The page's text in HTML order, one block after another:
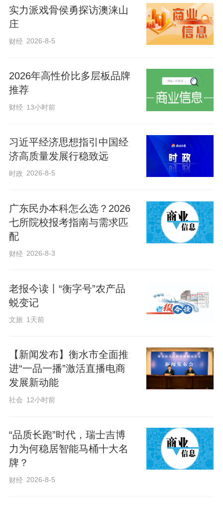
提升空间。此次出台的工作方案，正是对
此作出的系统性回应。
据介绍，养老服务能力提升工程已纳入衡
水市年度重点民生事项。市民政局成立由
主要负责同志任组长的工作专班，将22家
持证新增任务逐一分解至13个县市区，形
成任务到岗、责任到人、时限到月的闭环
管理体系。市县机构三级联动推进，各县
踪、定期调度，确保工程上下贯通、一体
推进。
在区域养老服务中心建设方面，任务实行
州区、枣强县、武邑县、深州市、故城
县、景县各2家，武强县、饶阳县、安平
县、衡水高新区、滨湖新区各1家。培育对
个中心服务覆盖周边2至5个乡镇（街
道）。按照验收标准，经县级初评、市级
验收、省级抽查（比例不低于10%）全部
达标后，每个中心将获得省级补贴5万元并
部签订目标责任书、制定培育计划并开工
建设。
实力派戏骨侯勇探访澳涞山
庄
财经 2026-8-5
2026年高性价比多层板品牌
推荐
财经 13小时前
习近平经济思想指引中国经
济高质量发展行稳致远
时政 2026-8-5
广东民办本科怎么选？2026
七所院校报考指南与需求匹
配
财经 2026-8-3
老报今读丨“衡字号”农产品
蜕变记
文旅 1天前
【新闻发布】衡水市全面推
进“一品一播”激活直播电商
发展新动能
社会 12小时前
“品质长跑”时代，瑞士吉博
力为何稳居智能马桶十大名
牌？
财经 2026-8-5